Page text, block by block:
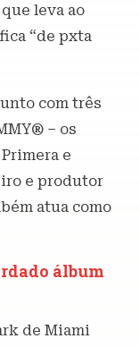
leva ao
“de pxta
com três
– os
e
e produtor
atua como
álbum
de Miami